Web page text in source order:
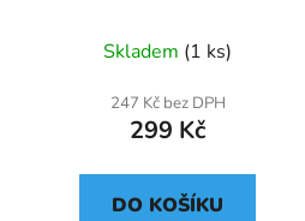
Skladem (1 ks)
247 Kč bez DPH
299 Kč
DO KOŠÍKU